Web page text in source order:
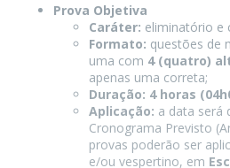
Prova Objetiva
Caráter: eliminatório e
Formato: questões de
uma com 4 (quatro)
apenas uma correta;
Duração: 4 horas
Aplicação: a data será
Cronograma Previsto
provas poderão ser
e/ou vespertino, em